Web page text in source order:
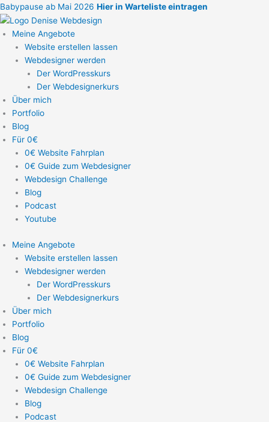
Zum
Inhalt
springen
Babypause ab Mai 2026 Hier in Warteliste eintragen
Meine Angebote
Website erstellen lassen
Webdesigner werden
Der WordPresskurs
Der Webdesignerkurs
Über mich
Portfolio
Blog
Für 0€
0€ Website Fahrplan
0€ Guide zum Webdesigner
Webdesign Challenge
Blog
Podcast
Youtube
Meine Angebote
Website erstellen lassen
Webdesigner werden
Der WordPresskurs
Der Webdesignerkurs
Über mich
Portfolio
Blog
Für 0€
0€ Website Fahrplan
0€ Guide zum Webdesigner
Webdesign Challenge
Blog
Podcast